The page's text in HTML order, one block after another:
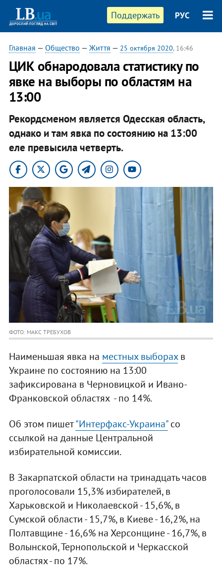
Поддержать РУС
Главная — Общество — Життя — 25 октября 2020, 16:46
ЦИК обнародовала статистику по
явке на выборы по областям на
13:00
Рекордсменом является Одесская область,
однако и там явка по состоянию на 13:00
еле превысила четверть.
ФОТО: МАКС ТРЕБУХОВ
Наименьшая явка на местных выборахв
Украине по состоянию на 13:00
зафиксирована в Черновицкой и Ивано-
Франковской областях - по 14%.
Об этом пишет"Интерфакс-Украина"со
ссылкой на данные Центральной
избирательной комиссии.
В Закарпатской области на тринадцать часов
проголосовали 15,3% избирателей, в
Харьковской и Николаевской - 15,6%, в
Сумской области - 15,7%, в Киеве - 16,2%, на
Полтавщине - 16,6% на Херсонщине - 16,7%, в
Волынской, Тернопольской и Черкасской
областях - по 17%.